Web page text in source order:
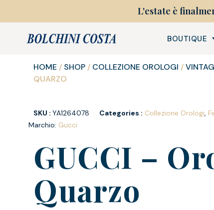
L'estate è
BOUTIQUE
HOME / SHOP / COLLEZIONE OROLOGI /
QUARZO
SKU :YA1264078 Categories : Collezione Orologi,
Marchio: Gucci
GUCCI –
Quarzo